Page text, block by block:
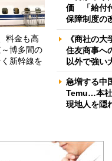
料金も高
博多間の
新幹線を
価 「給付
保障制度の
《商社の
住友商事へ
以外で強い
急増する中
Temu…本
現地人を隠